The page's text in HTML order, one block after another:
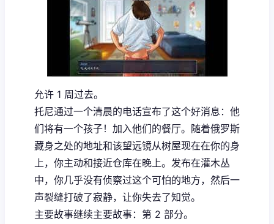
允许 1 周过去。
托尼通过一个清晨的电话宣布了这个好消息：他
们将有一个孩子！加入他们的餐厅。随着俄罗斯
藏身之处的地址和该望远镜从树屋现在在你的身
上，你主动和接近仓库在晚上。发布在灌木丛
中，你几乎没有侦察过这个可怕的地方，然后一
声裂缝打破了寂静，让你失去了知觉。
主要故事继续主要故事：第 2 部分。